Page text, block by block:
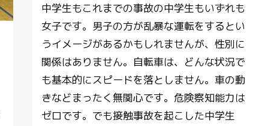
中学生もこれまでの事故の中学生もいずれも
女子です。男子の方が乱暴な運転をするとい
うイメージがあるかもしれませんが、性別に
関係はありません。自転車は、どんな状況で
も基本的にスピードを落としません。車の動
きなどまったく無関心です。危険察知能力は
ゼロです。でも接触事故を起こした中学生